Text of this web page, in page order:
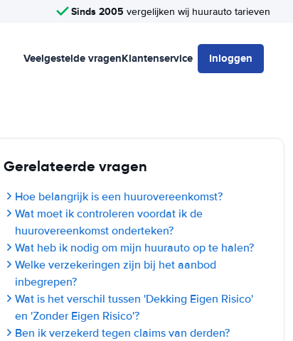
Sinds 2005 vergelijken wij huurauto tarieven
Veelgestelde vragenKlantenservice Inloggen
Gerelateerde vragen
Hoe belangrijk is een huurovereenkomst?
Wat moet ik controleren voordat ik de
huurovereenkomst onderteken?
Wat heb ik nodig om mijn huurauto op te halen?
Welke verzekeringen zijn bij het aanbod
inbegrepen?
Wat is het verschil tussen 'Dekking Eigen Risico'
en 'Zonder Eigen Risico'?
Ben ik verzekerd tegen claims van derden?